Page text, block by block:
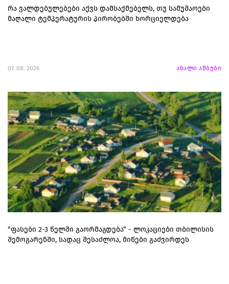
რა ვალდებულებები აქვს დამსაქმებელს, თუ სამუშაოები
მაღალი ტემპერატურის პირობებში ხორციელდება
07. 08. 2026 ახალი ამბები
"ფასები 2-3 წელში გაორმაგდება“ - ლოკაციები თბილისის
შემოგარენში, სადაც შესაძლოა, მიწები გაძვირდეს